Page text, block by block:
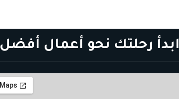
ابدأ رحلتك نحو أعمال أفضل